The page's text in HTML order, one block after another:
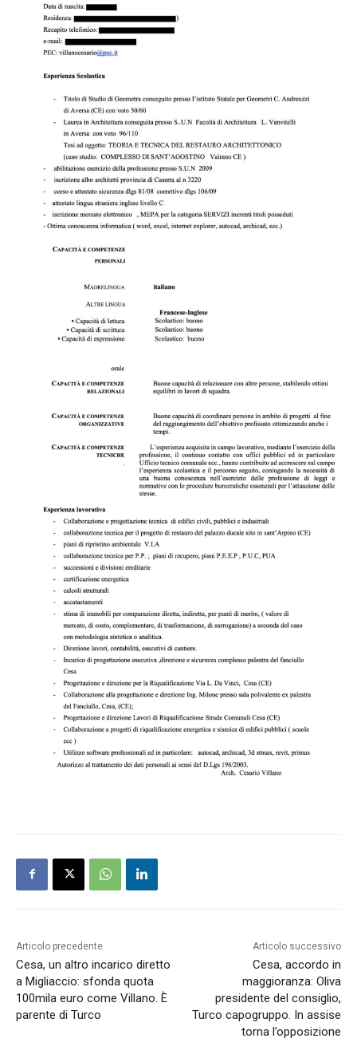
Articolo precedente
Cesa, un altro incarico diretto
a Migliaccio: sfonda quota
100mila euro come Villano. È
parente di Turco
Articolo successivo
Cesa, accordo in
maggioranza: Oliva
presidente del consiglio,
Turco capogruppo. In assise
torna l’opposizione